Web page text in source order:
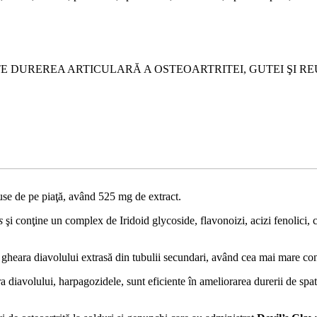
DUREREA ARTICULARĂ A OSTEOARTRITEI, GUTEI ŞI
de pe piaţă, având 525 mg de extract.
şi conţine un complex de Iridoid glycoside, flavonoizi, acizi fenolici,
diavolului extrasă din tubulii secundari, având cea mai mare
harpagozidele, sunt eficiente în ameliorarea durerii de